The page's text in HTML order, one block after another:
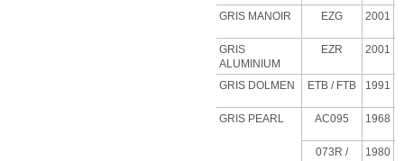
GRIS MANOIR EZG 2001
GRIS
ALUMINIUM
EZR 2001
GRIS DOLMEN ETB / FTB 1991
GRIS PEARL AC095 1968
073R /
1980